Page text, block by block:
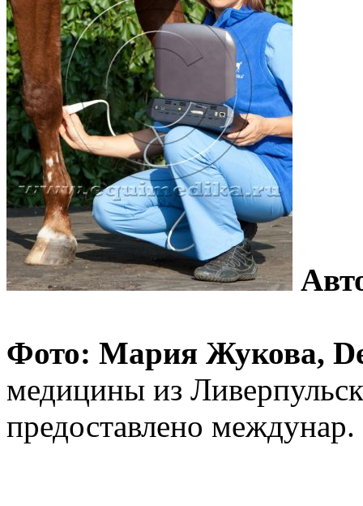
Фото: Мария Жукова,
медицины из
предоставлено